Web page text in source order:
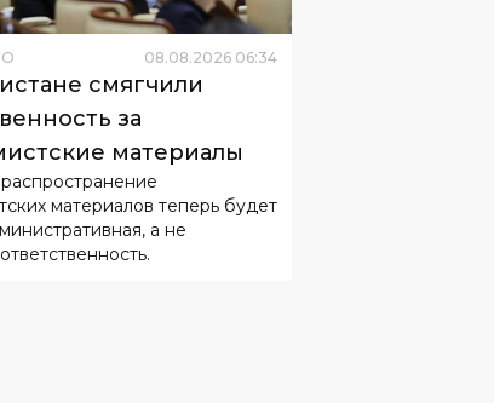
08.08.2026 06:34
смягчили
за
материалы
материалов теперь будет
а не